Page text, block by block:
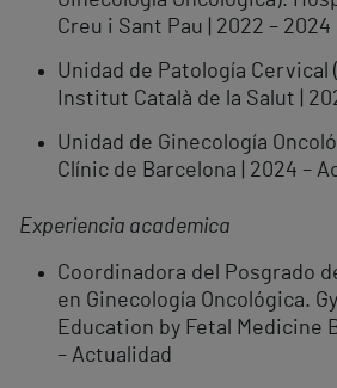
Creu i Sant Pau | 2022 – 2024
Unidad de Patología Cervical
Institut Català de la Salut |
Unidad de Ginecología
Clínic de Barcelona | 2024 –
Experiencia academica
Coordinadora del Posgrado
en Ginecología Oncológica.
Education by Fetal Medicine
– Actualidad